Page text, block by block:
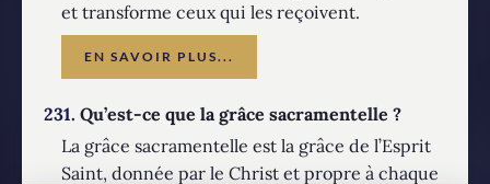
et transforme ceux qui les reçoivent.
EN SAVOIR PLUS...
231. Qu’est-ce que la grâce sacramentelle ?
La grâce sacramentelle est la grâce de l’Esprit
Saint, donnée par le Christ et propre à chaque